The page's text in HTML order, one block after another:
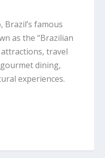
Brazil’s famous
as the “Brazilian
travel
dining,
experiences.